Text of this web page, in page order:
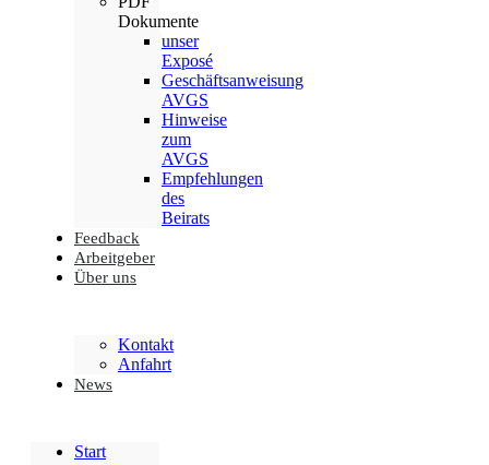
Dokumente
unser
Exposé
Geschäftsanweisung
AVGS
Hinweise
zum
AVGS
Empfehlungen
des
Beirats
Feedback
Arbeitgeber
Über uns
Kontakt
Anfahrt
News
Start